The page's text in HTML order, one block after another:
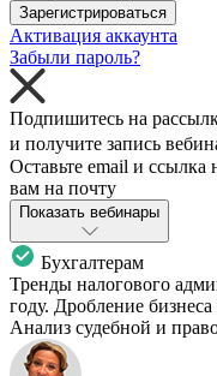
Зарегистрироваться
Активация аккаунта
Забыли пароль?
Подпишитесь на
и получите запись
Оставьте email и ссылка
вам на почту
Показать вебинары
Бухгалтерам
Тренды налогового
году. Дробление
Анализ судебной и